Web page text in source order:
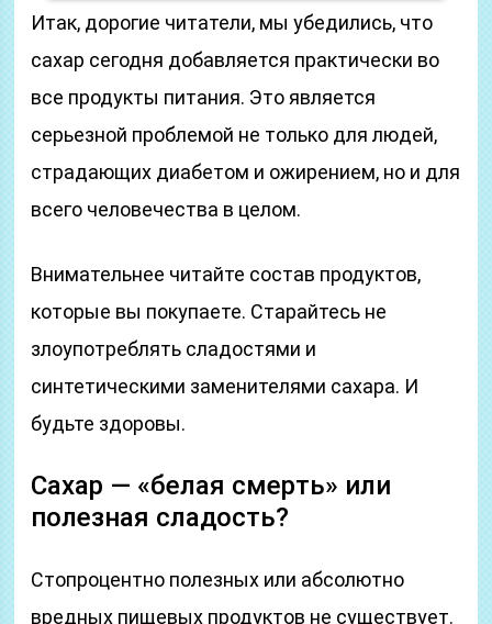
Итак, дорогие читатели, мы убедились, что
сахар сегодня добавляется практически во
все продукты питания. Это является
серьезной проблемой не только для людей,
страдающих диабетом и ожирением, но и для
всего человечества в целом.
Внимательнее читайте состав продуктов,
которые вы покупаете. Старайтесь не
злоупотреблять сладостями и
синтетическими заменителями сахара. И
будьте здоровы.
Сахар — «белая смерть» или
полезная сладость?
Стопроцентно полезных или абсолютно
вредных пищевых продуктов не существует.